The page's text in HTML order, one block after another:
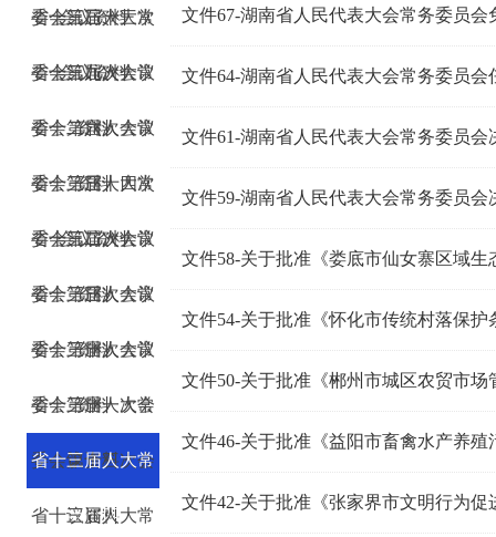
会议资料
委会第三十三次
会议资料
省十三届人大常
委会第九次会议
资料
省十三届人大常
委会第六次会议
资料
省十二届人大常
委会第三十四次
会议资料
省十三届人大常
委会第二次会议
资料
省十三届人大常
委会第三次会议
资料
省十三届人大常
委会第十次会议
资料
省十三届人大常
委会第十一次会
议资料
省十三届人大常
委会第十三次会
议资料
省十三届人大常
委会第十四次会
省十三届人大常
文件67-湖南省人民代表大会常务委员会
文件64-湖南省人民代表大会常务委员会
文件61-湖南省人民代表大会常务委员会
文件59-湖南省人民代表大会常务委员
文件58-关于批准《娄底市仙女寨区域
文件54-关于批准《怀化市传统村落保护
文件50-关于批准《郴州市城区农贸市
文件46-关于批准《益阳市畜禽水产养
文件42-关于批准《张家界市文明行为